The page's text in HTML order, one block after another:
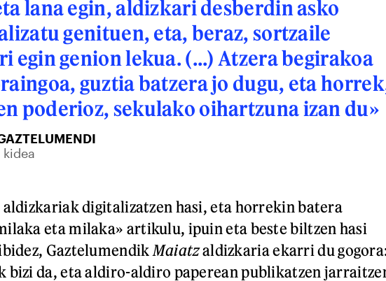
lana egin, aldizkari desberdin asko
genituen, eta, beraz, sortzaile
egin genion lekua. (...) Atzera begirakoa
guztia batzera jo dugu, eta
poderioz, sekulako oihartzuna izan du»
kidea
digitalizatzen hasi, eta horrekin batera
eta milaka» artikulu, ipuin eta beste biltzen hasi
Gaztelumendik Maiatzaldizkaria ekarri du
bizi da, eta aldiro-aldiro paperean publikatzen